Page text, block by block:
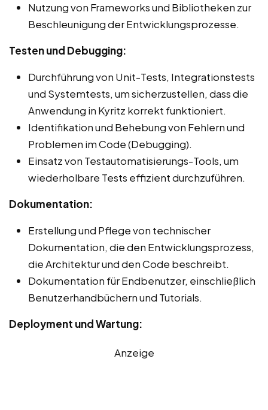
Nutzung von Frameworks und Bibliotheken zur
Beschleunigung der Entwicklungsprozesse.
Testen und Debugging:
Durchführung von Unit-Tests, Integrationstests
und Systemtests, um sicherzustellen, dass die
Anwendung in Kyritz korrekt funktioniert.
Identifikation und Behebung von Fehlern und
Problemen im Code (Debugging).
Einsatz von Testautomatisierungs-Tools, um
wiederholbare Tests effizient durchzuführen.
Dokumentation:
Erstellung und Pflege von technischer
Dokumentation, die den Entwicklungsprozess,
die Architektur und den Code beschreibt.
Dokumentation für Endbenutzer, einschließlich
Benutzerhandbüchern und Tutorials.
Deployment und Wartung:
Anzeige